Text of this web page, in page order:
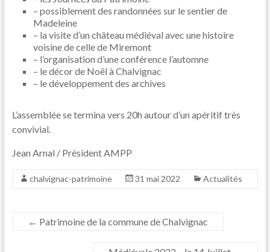
– possiblement des randonnées sur le sentier de
Madeleine
– la visite d’un château médiéval avec une histoire
voisine de celle de Miremont
– l’organisation d’une conférence l’automne
– le décor de Noël à Chalvignac
– le développement des archives
L’assemblée se termina vers 20h autour d’un apéritif très
convivial.
Jean Arnal / Président AMPP
chalvignac-patrimoine 31 mai 2022 Actualités
← Patrimoine de la commune de Chalvignac